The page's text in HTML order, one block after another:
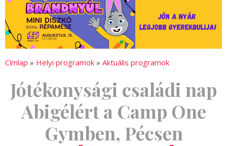
Címlap » Helyi programok » Aktuális programok
Jótékonysági családi nap
Abigélért a Camp One
Gymben, Pécsen